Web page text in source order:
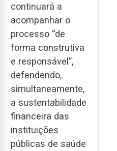
continuará a
acompanhar o
processo “de
forma construtiva
e responsável”,
defendendo,
simultaneamente,
a sustentabilidade
financeira das
instituições
públicas de saúde